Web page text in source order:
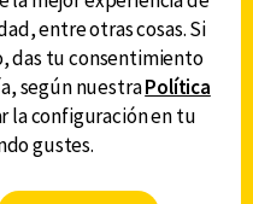
DE CANAL 6
entre otras cosas. Si
das tu consentimiento
según nuestraPolítica
la configuración en tu
gustes.